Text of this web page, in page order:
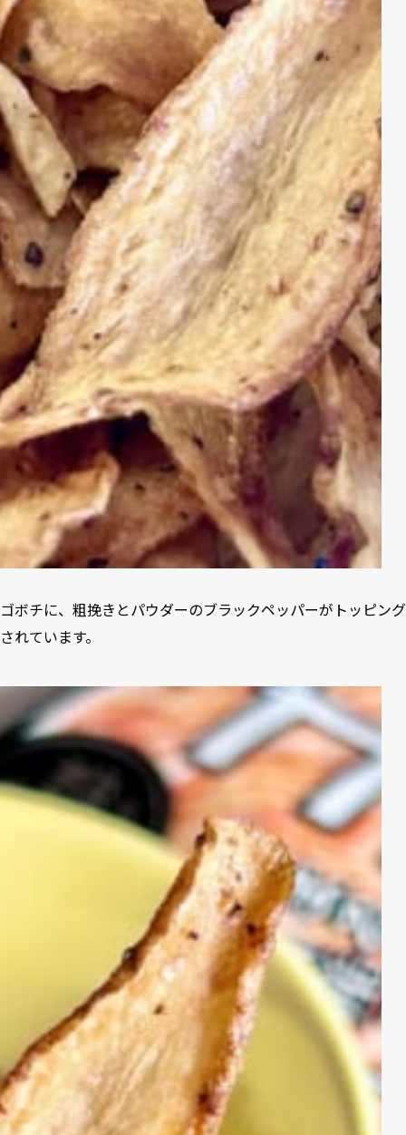
ゴボチに、粗挽きとパウダーのブラックペッパーがトッピング
されています。